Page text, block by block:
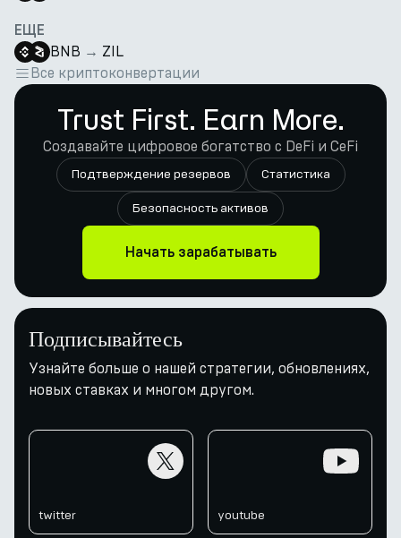
ЕЩЕ
BNB → ZIL
Все криптоконвертации
Trust First. Earn More.
Создавайте цифровое богатство с DeFi и CeFi
Подтверждение резервов Статистика
Безопасность активов
Начать зарабатывать
Подписывайтесь
Узнайте больше о нашей стратегии, обновлениях,
новых ставках и многом другом.
twitter youtube